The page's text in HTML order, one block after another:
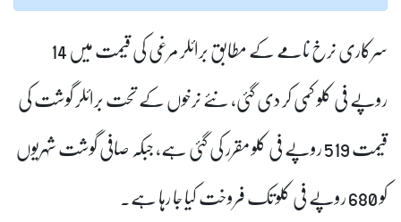
سرکاری نرخ نامے کے مطابق برائلر مرغی کی قیمت میں 14
روپے فی کلو کمی کر دی گئی، نئے نرخوں کے تحت برائلر گوشت کی
قیمت 519 روپے فی کلو مقرر کی گئی ہے، جبکہ صافی گوشت شہریوں
کو 680 روپے فی کلو تک فروخت کیا جا رہا ہے۔